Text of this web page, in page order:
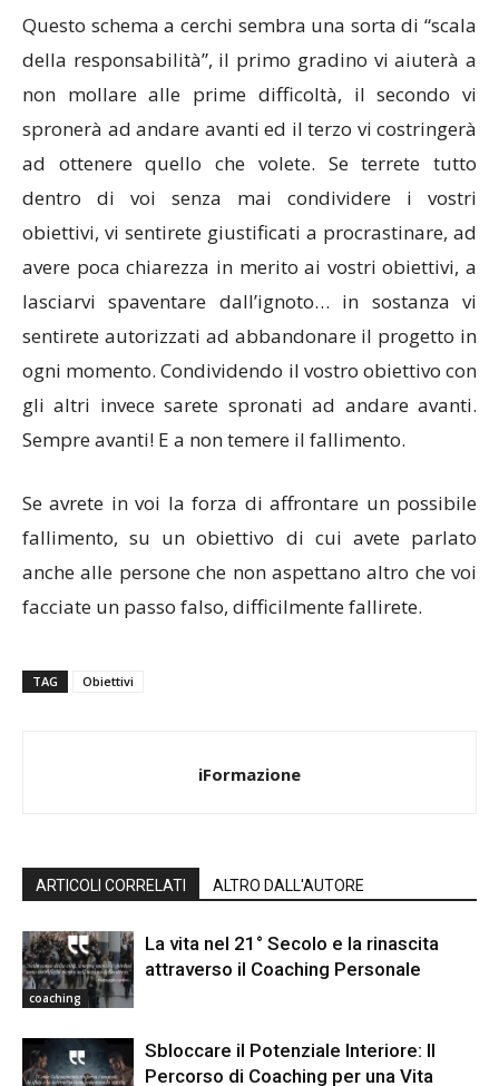
Questo schema a cerchi sembra una sorta di “scala
della responsabilità”, il primo gradino vi aiuterà a
non mollare alle prime difficoltà, il secondo vi
spronerà ad andare avanti ed il terzo vi costringerà
ad ottenere quello che volete. Se terrete tutto
dentro di voi senza mai condividere i vostri
obiettivi, vi sentirete giustificati a procrastinare, ad
avere poca chiarezza in merito ai vostri obiettivi, a
lasciarvi spaventare dall’ignoto… in sostanza vi
sentirete autorizzati ad abbandonare il progetto in
ogni momento. Condividendo il vostro obiettivo con
gli altri invece sarete spronati ad andare avanti.
Sempre avanti! E a non temere il fallimento.
Se avrete in voi la forza di affrontare un possibile
fallimento, su un obiettivo di cui avete parlato
anche alle persone che non aspettano altro che voi
facciate un passo falso, difficilmente fallirete.
TAG Obiettivi
iFormazione
ARTICOLI CORRELATI ALTRO DALL'AUTORE
coaching
La vita nel 21° Secolo e la rinascita
attraverso il Coaching Personale
Sbloccare il Potenziale Interiore: Il
Percorso di Coaching per una Vita